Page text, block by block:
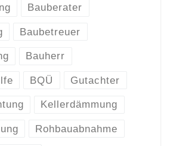
Bauberater
Baubetreuer
Bauherr
BQÜ Gutachter
Kellerdämmung
Rohbauabnahme